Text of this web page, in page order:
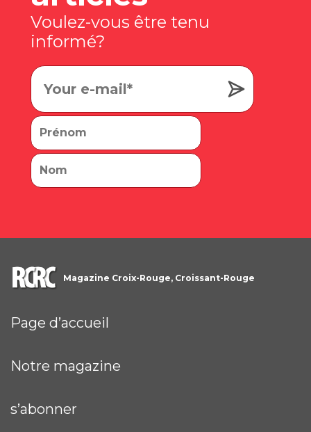
Voulez-vous être tenu
informé?
Magazine Croix-Rouge, Croissant-Rouge
Page d’accueil
Notre magazine
s’abonner